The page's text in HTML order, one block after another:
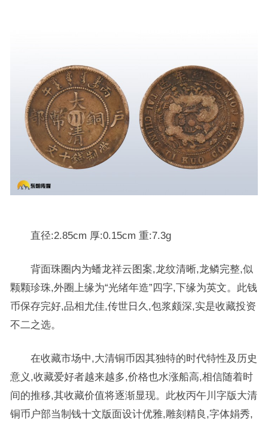
直径:2.85cm 厚:0.15cm 重:7.3g
背面珠圈内为蟠龙祥云图案,龙纹清晰,龙鳞完整,似
颗颗珍珠,外圈上缘为“光绪年造”四字,下缘为英文。此钱
币保存完好,品相尤佳,传世日久,包浆颇深,实是收藏投资
不二之选。
在收藏市场中,大清铜币因其独特的时代特性及历史
意义,收藏爱好者越来越多,价格也水涨船高,相信随着时
间的推移,其收藏价值将逐渐显现。此枚丙午川字版大清
铜币户部当制钱十文版面设计优雅,雕刻精良,字体娟秀,